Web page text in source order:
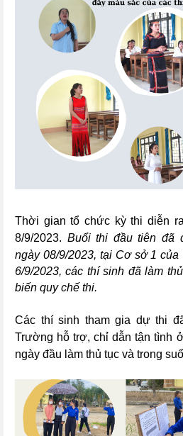
Thời gian tổ chức kỳ thi diễn
8/9/2023. Buổi thi đầu tiên đã
ngày 08/9/2023, tại Cơ sở 1 của
6/9/2023, các thí sinh đã làm
biến quy chế thi.
Các thí sinh tham gia dự thi
Trường hỗ trợ, chỉ dẫn tận tình
ngày đầu làm thủ tục và trong